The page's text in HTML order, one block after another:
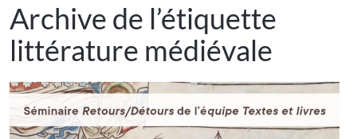
Archive de l’étiquette
littérature médiévale